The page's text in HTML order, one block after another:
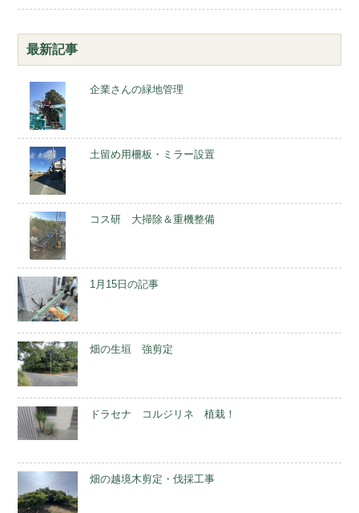
最新記事
企業さんの緑地管理
土留め用柵板・ミラー設置
コス研 大掃除＆重機整備
1月15日の記事
畑の生垣 強剪定
ドラセナ コルジリネ 植栽！
畑の越境木剪定・伐採工事